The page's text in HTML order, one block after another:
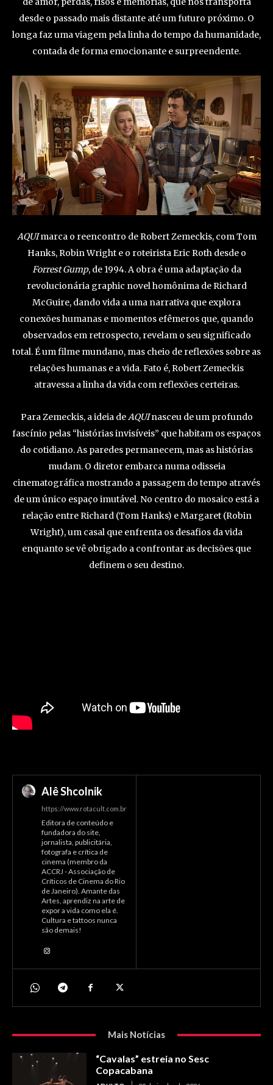
desde o passado mais distante até um futuro próximo. O
longa faz uma viagem pela linha do tempo da humanidade,
contada de forma emocionante e surpreendente.
AQUImarca o reencontro de Robert Zemeckis, com Tom
Hanks, Robin Wright e o roteirista Eric Roth desde o
Forrest Gump, de 1994. A obra é uma adaptação da
revolucionária graphic novel homônima de Richard
McGuire, dando vida a uma narrativa que explora
conexões humanas e momentos efêmeros que, quando
observados em retrospecto, revelam o seu significado
total. É um filme mundano, mas cheio de reflexões sobre as
relações humanas e a vida. Fato é, Robert Zemeckis
atravessa a linha da vida com reflexões certeiras.
Para Zemeckis, a ideia de AQUI nasceu de um profundo
fascínio pelas “histórias invisíveis” que habitam os espaços
do cotidiano. As paredes permanecem, mas as histórias
mudam. O diretor embarca numa odisseia
cinematográfica mostrando a passagem do tempo através
de um único espaço imutável. No centro do mosaico está a
relação entre Richard (Tom Hanks) e Margaret (Robin
Wright), um casal que enfrenta os desafios da vida
enquanto se vê obrigado a confrontar as decisões que
definem o seu destino.
Alê Shcolnik
https://www.rotacult.com.br
Editora de conteúdo e
fundadora do site,
jornalista, publicitária,
fotografa e crítica de
cinema (membro da
ACCRJ - Associação de
Críticos de Cinema do Rio
de Janeiro). Amante das
Artes, aprendiz na arte de
expor a vida como ela é.
Cultura e tattoos nunca
são demais!
Mais Notícias
“Cavalas” estreia no Sesc
Copacabana